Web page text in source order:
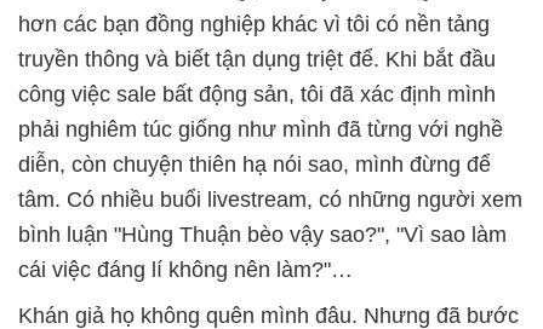
hơn các bạn đồng nghiệp khác vì tôi có nền tảng
truyền thông và biết tận dụng triệt để. Khi bắt đầu
công việc sale bất động sản, tôi đã xác định mình
phải nghiêm túc giống như mình đã từng với nghề
diễn, còn chuyện thiên hạ nói sao, mình đừng để
tâm. Có nhiều buổi livestream, có những người xem
bình luận "Hùng Thuận bèo vậy sao?", "Vì sao làm
cái việc đáng lí không nên làm?"…
Khán giả họ không quên mình đâu. Nhưng đã bước